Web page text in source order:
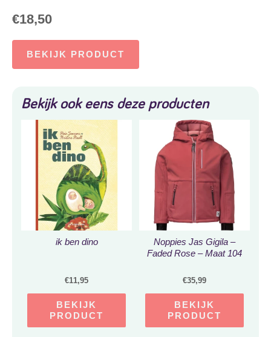
€18,50
BEKIJK PRODUCT
Bekijk ook eens deze producten
ik ben dino
€11,95
BEKIJK
PRODUCT
Noppies Jas Gigila –
Faded Rose – Maat 104
€35,99
BEKIJK
PRODUCT